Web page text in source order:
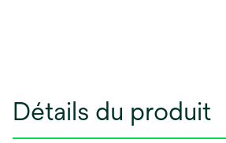
Détails du produit